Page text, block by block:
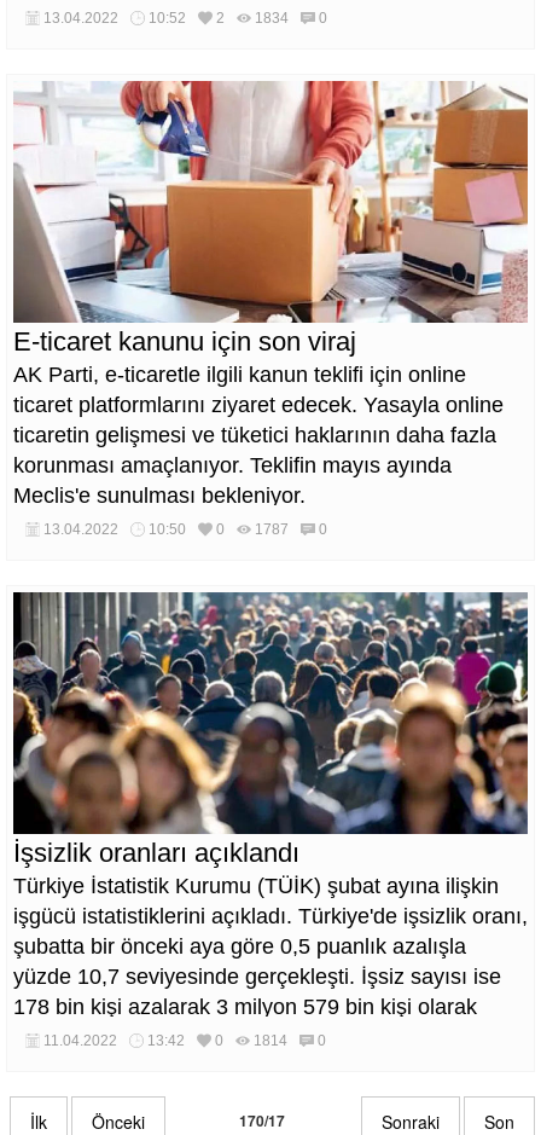
13.04.2022 10:52 2 1834 0
E-ticaret kanunu için son viraj
AK Parti, e-ticaretle ilgili kanun teklifi için online
ticaret platformlarını ziyaret edecek. Yasayla online
ticaretin gelişmesi ve tüketici haklarının daha fazla
korunması amaçlanıyor. Teklifin mayıs ayında
Meclis'e sunulması bekleniyor.
13.04.2022 10:50 0 1787 0
İşsizlik oranları açıklandı
Türkiye İstatistik Kurumu (TÜİK) şubat ayına ilişkin
işgücü istatistiklerini açıkladı. Türkiye'de işsizlik oranı,
şubatta bir önceki aya göre 0,5 puanlık azalışla
yüzde 10,7 seviyesinde gerçekleşti. İşsiz sayısı ise
178 bin kişi azalarak 3 milyon 579 bin kişi olarak
gerçekleşti.
11.04.2022 13:42 0 1814 0
İlk Önceki 170/17 Sonraki Son